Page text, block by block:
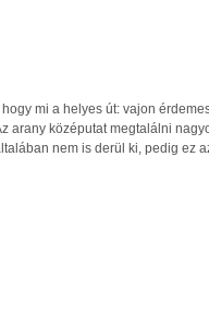
mi a helyes út: vajon
arany középutat megtalálni
nem is derül ki, pedig ez